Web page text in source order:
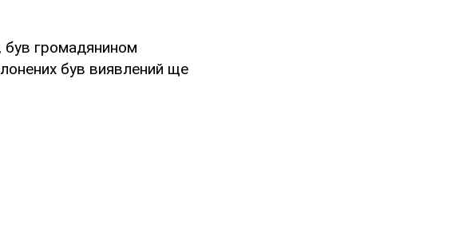
був громадянином
був виявлений ще